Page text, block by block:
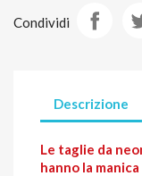
Condividi
Descrizione
Le taglie da
hanno la